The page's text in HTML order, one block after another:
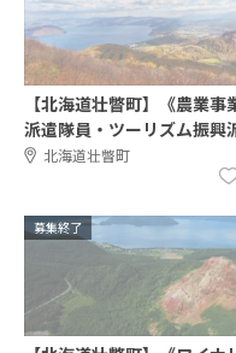
【北海道壮瞥町】《農業事
派遣隊員・ツーリズム振興
隊員》地域おこし協力隊募集
北海道壮瞥町
募集終了